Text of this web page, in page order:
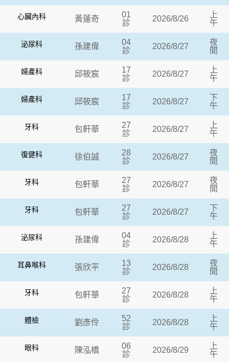
心臟內科 黃蓮奇
01
診
2026/8/26
上
午
泌尿科 孫建偉
04
診
2026/8/27
夜
間
婦產科 邱筱宸
17
診
2026/8/27
上
午
婦產科 邱筱宸
17
診
2026/8/27
下
午
牙科 包軒華
27
診
2026/8/27
上
午
復健科 徐伯誠
28
診
2026/8/27
夜
間
牙科 包軒華
27
診
2026/8/27
夜
間
牙科 包軒華
27
診
2026/8/27
下
午
泌尿科 孫建偉
04
診
2026/8/28
上
午
耳鼻喉科 張欣平
13
診
2026/8/28
夜
間
牙科 包軒華
27
診
2026/8/28
上
午
體檢 劉彥伶
52
診
2026/8/28
上
午
眼科 陳泓橋
06
診
2026/8/29
上
午